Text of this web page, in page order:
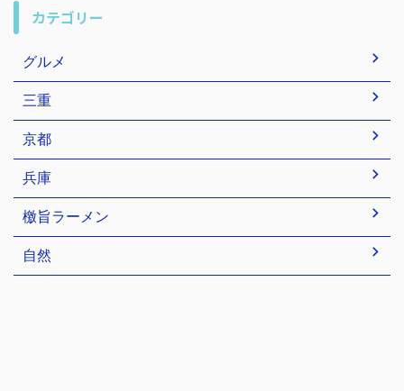
カテゴリー
グルメ
三重
京都
兵庫
檄旨ラーメン
自然